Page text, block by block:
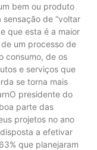
bem ou produto
de “voltar
que esta é a maior
um processo de
consumo, de os
e serviços que
se torna mais
presidente do
parte das
projetos no ano
a efetivar
que planejaram